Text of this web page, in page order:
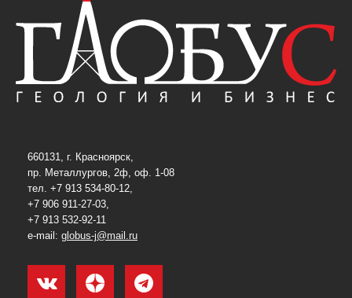
660131, г. Красноярск,
пр. Металлургов, 2ф, оф. 1-08
тел. +7 913 534-80-12,
+7 906 911-27-03,
+7 913 532-92-11
e-mail: globus-j@mail.ru